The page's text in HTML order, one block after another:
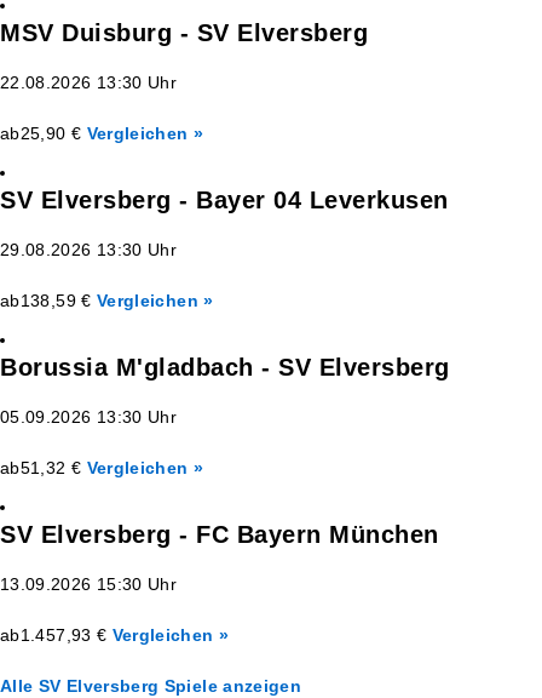
MSV Duisburg - SV Elversberg
22.08.2026 13:30 Uhr
ab25,90 € Vergleichen »
SV Elversberg - Bayer 04 Leverkusen
29.08.2026 13:30 Uhr
ab138,59 € Vergleichen »
Borussia M'gladbach - SV Elversberg
05.09.2026 13:30 Uhr
ab51,32 € Vergleichen »
SV Elversberg - FC Bayern München
13.09.2026 15:30 Uhr
ab1.457,93 € Vergleichen »
Alle SV Elversberg Spiele anzeigen